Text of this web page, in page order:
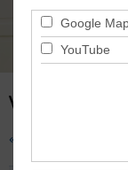
« zurück zur
Google
YouTube